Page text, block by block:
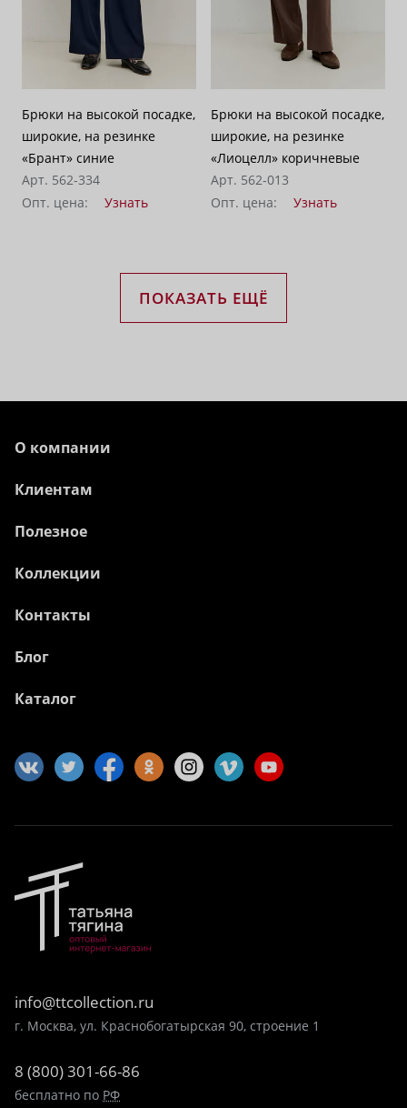
Брюки на высокой посадке,
широкие, на резинке
«Брант» синие
Арт. 562-334
Опт. цена:
Узнать
Брюки на высокой посадке,
широкие, на резинке
«Лиоцелл» коричневые
Арт. 562-013
Опт. цена:
Узнать
ПОКАЗАТЬ ЕЩЁ
О компании
Клиентам
Полезное
Коллекции
Контакты
Блог
Каталог
info@ttcollection.ru
г. Москва, ул. Краснобогатырская 90, строение 1
8 (800) 301-66-86
бесплатно по РФ